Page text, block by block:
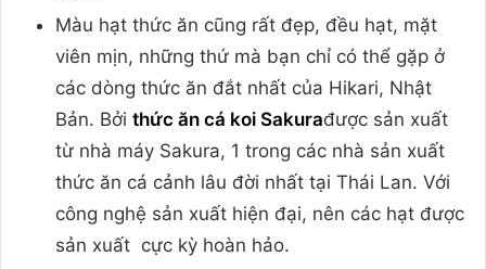
Màu hạt thức ăn cũng rất đẹp, đều hạt, mặt
viên mịn, những thứ mà bạn chỉ có thể gặp ở
các dòng thức ăn đắt nhất của Hikari, Nhật
Bản. Bởi thức ăn cá koi Sakurađược sản xuất
từ nhà máy Sakura, 1 trong các nhà sản xuất
thức ăn cá cảnh lâu đời nhất tại Thái Lan. Với
công nghệ sản xuất hiện đại, nên các hạt được
sản xuất cực kỳ hoàn hảo.